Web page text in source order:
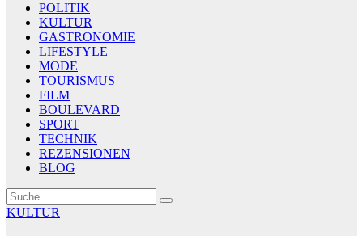
POLITIK
KULTUR
GASTRONOMIE
LIFESTYLE
MODE
TOURISMUS
FILM
BOULEVARD
SPORT
TECHNIK
REZENSIONEN
BLOG
KULTUR